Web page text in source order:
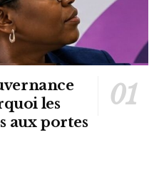
les
aux portes